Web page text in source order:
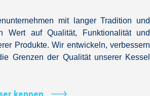
mit langer Tradition und
Wert auf Qualität, Funktionalität und
Produkte. Wir entwickeln, verbessern
Grenzen der Qualität unserer Kessel